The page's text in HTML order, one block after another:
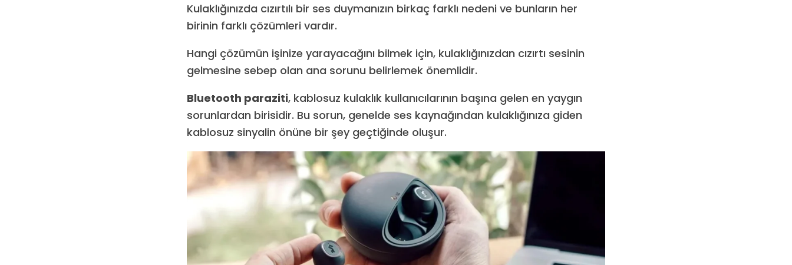
Kulaklığınızda cızırtılı bir ses duymanızın birkaç farklı nedeni ve bunların her
birinin farklı çözümleri vardır.
Hangi çözümün işinize yarayacağını bilmek için, kulaklığınızdan cızırtı sesinin
gelmesine sebep olan ana sorunu belirlemek önemlidir.
Bluetooth paraziti, kablosuz kulaklık kullanıcılarının başına gelen en yaygın
sorunlardan birisidir. Bu sorun, genelde ses kaynağından kulaklığınıza giden
kablosuz sinyalin önüne bir şey geçtiğinde oluşur.